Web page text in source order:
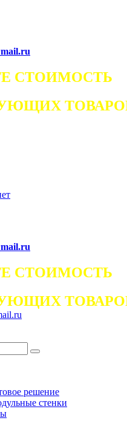
СТОИМОСТЬ
СТОИМОСТЬ
решение
стенки